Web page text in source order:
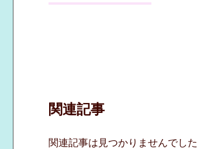
関連記事
関連記事は見つかりませんでした